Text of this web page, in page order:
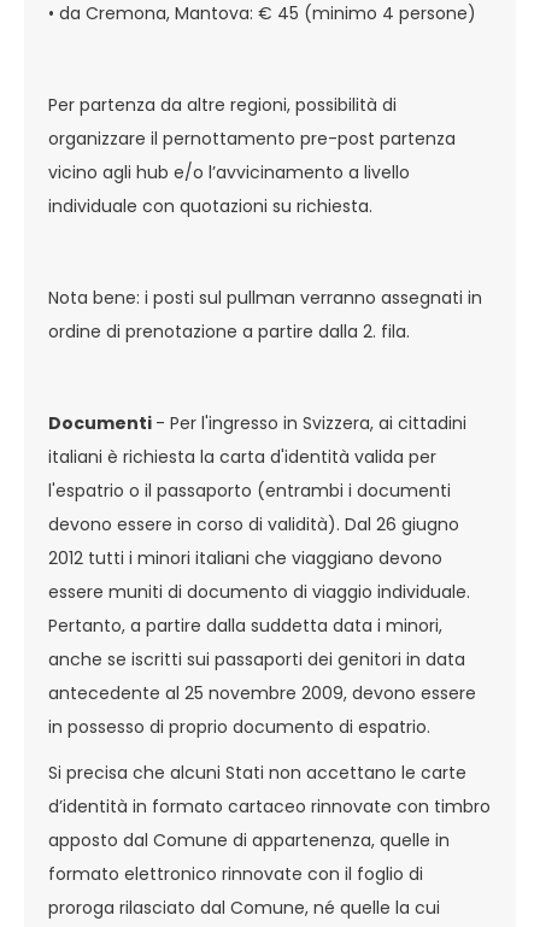
• da Cremona, Mantova: € 45 (minimo 4 persone)
Per partenza da altre regioni, possibilità di
organizzare il pernottamento pre-post partenza
vicino agli hub e/o l’avvicinamento a livello
individuale con quotazioni su richiesta.
Nota bene: i posti sul pullman verranno assegnati in
ordine di prenotazione a partire dalla 2. fila.
Documenti - Per l'ingresso in Svizzera, ai cittadini
italiani è richiesta la carta d'identità valida per
l'espatrio o il passaporto (entrambi i documenti
devono essere in corso di validità). Dal 26 giugno
2012 tutti i minori italiani che viaggiano devono
essere muniti di documento di viaggio individuale.
Pertanto, a partire dalla suddetta data i minori,
anche se iscritti sui passaporti dei genitori in data
antecedente al 25 novembre 2009, devono essere
in possesso di proprio documento di espatrio.
Si precisa che alcuni Stati non accettano le carte
d’identità in formato cartaceo rinnovate con timbro
apposto dal Comune di appartenenza, quelle in
formato elettronico rinnovate con il foglio di
proroga rilasciato dal Comune, né quelle la cui